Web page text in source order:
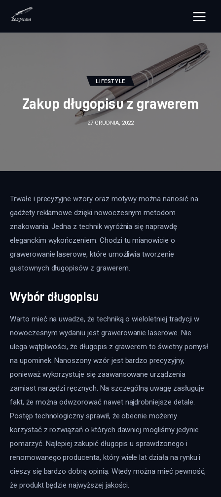
rozpisane.pl
LIFESTYLE
Zakup długopisu z grawerem
27 GRUDNIA, 2022
Trwałe i precyzyjne wzory oraz motywy można nanosić na
gadżety reklamowe dzięki nowoczesnym metodom
znakowania. Jedna z technik wyróżnia się naprawdę
eleganckim wykończeniem. Chodzi tu mianowicie o
grawerowanie laserowe, które umożliwia tworzenie
gustownych długopisów z grawerem.
Wybór długopisu
Warto mieć na uwadze, że techniką o wieloletniej tradycji w
nowoczesnym wydaniu jest grawerowanie laserowe. Nie
ulega wątpliwości, że długopis z grawerem to świetny pomysł
na upominek. Nanoszony wzór jest bardzo precyzyjny,
ponieważ wykorzystuje się zaawansowane urządzenia
zamiast narzędzi ręcznych. Na szczególną uwagę zasługuje
fakt, że można odwzorować nawet najdrobniejsze detale.
Postęp technologiczny sprawił, że obecnie możemy
korzystać z rozwiązań o których dawniej mogliśmy jedynie
pomarzyć. Najlepiej zakupić długopis u sprawdzonego i
renomowanego producenta, który wiele lat działa na rynku i
cieszy się bardzo dobrą opinią. Wtedy można mieć pewność,
że produkt będzie najwyższej jakości.